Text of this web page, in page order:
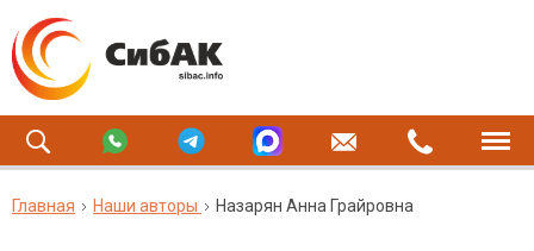
Главная Наши авторы Назарян Анна Грайровна